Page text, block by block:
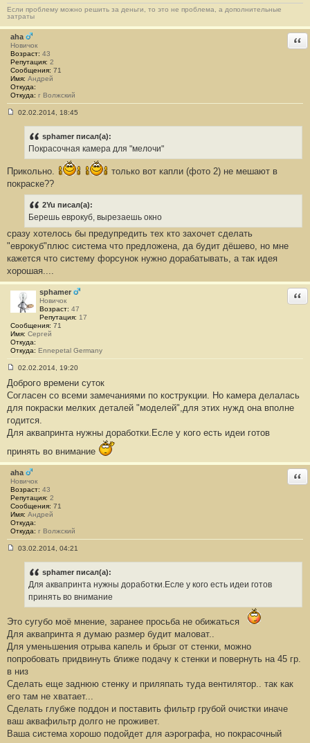
Если проблему можно решить за деньги, то это не проблема, а дополнительные
затраты
aha
Новичок
Возраст: 43
Репутация: 2
Сообщения: 71
Имя: Андрей
Откуда:
Откуда: г Волжский
н
и
е
02.02.2014, 18:45
sphamer писал(а):
Покрасочная камера для "мелочи"
Прикольно.
только вот капли (фото 2) не мешают в
покраске??
2Yu писал(а):
Берешь еврокуб, вырезаешь окно
сразу хотелось бы предупредить тех кто захочет сделать
"еврокуб"плюс система что предложена, да будит дёшево, но мне
кажется что систему форсунок нужно дорабатывать, а так идея
хорошая....
sphamer
Новичок
Возраст: 47
Репутация: 17
Сообщения: 71
Имя: Сергей
Откуда:
Откуда: Ennepetal Germany
о
б
щ
н
и
#
6
6
02.02.2014, 19:20
Доброго времени суток
Согласен со всеми замечаниями по кострукции. Но камера делалась
для покраски мелких деталей "моделей",для этих нужд она вполне
годится.
Для аквапринта нужны доработки.Есле у кого есть идеи готов
принять во внимание
aha
Новичок
Возраст: 43
Репутация: 2
Сообщения: 71
Имя: Андрей
Откуда:
Откуда: г Волжский
е
6
7
03.02.2014, 04:21
sphamer писал(а):
Для аквапринта нужны доработки.Есле у кого есть идеи готов
принять во внимание
Это сугубо моё мнение, заранее просьба не обижаться
Для аквапринта я думаю размер будит маловат..
Для уменьшения отрыва капель и брызг от стенки, можно
попробовать придвинуть ближе подачу к стенки и повернуть на 45 гр.
в низ
Сделать еще заднюю стенку и приляпать туда вентилятор.. так как
его там не хватает...
Сделать глубже поддон и поставить фильтр грубой очистки иначе
ваш аквафильтр долго не проживет.
Ваша система хорошо подойдет для аэрографа, но покрасочный